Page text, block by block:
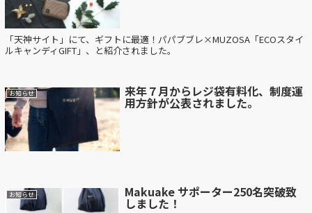
「天神サイト」にて、ギフトに最適！パパブブレ×MUZOSA「ECOスタイ
ルキャンディGIFT」、と紹介されました。
お知らせ 来年７月からレジ袋有料化、制度運
用方針が公表されました。
お知らせ Makuake サポーター250名突破致
しました！